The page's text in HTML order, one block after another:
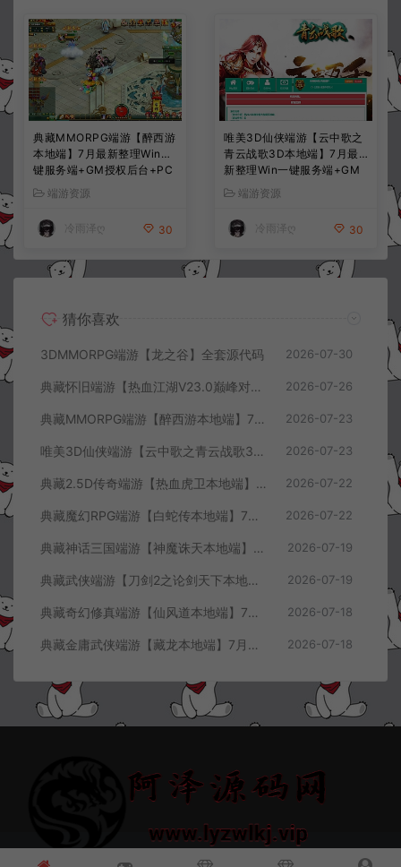
典藏MMORPG端游【醉西游
本地端】7月最新整理Win一
键服务端+GM授权后台+PC
客户端+详细搭建教程
端游资源
冷雨泽ღ 30
唯美3D仙侠端游【云中歌之
青云战歌3D本地端】7月最
新整理Win一键服务端+GM
工具+PC客户端+详细搭建教
端游资源
冷雨泽ღ 30
猜你喜欢
3DMMORPG端游【龙之谷】全套源代码 2026-07-30
典藏怀旧端游【热血江湖V23.0巅峰对决】7月最新整理Win一键服务端+GS源码+百宝阁+在线GM工具+PC客户端+详细搭建教程 2026-07-26
典藏MMORPG端游【醉西游本地端】7月最新整理Win一键服务端+GM授权后台+PC客户端+详细搭建教程 2026-07-23
唯美3D仙侠端游【云中歌之青云战歌3D本地端】7月最新整理Win一键服务端+GM工具+PC客户端+详细搭建教程 2026-07-23
典藏2.5D传奇端游【热血虎卫本地端】7月最新整理Win一键服务端+充值教程+PC客户端+详细搭建教程 2026-07-22
典藏魔幻RPG端游【白蛇传本地端】7月最新整理Win一键服务端+GM工具+PC客户端+详细搭建教程 2026-07-22
典藏神话三国端游【神魔诛天本地端】7月最新整理Win一键服务端+充值教程+PC客户端+详细搭建教程 2026-07-19
典藏武侠端游【刀剑2之论剑天下本地端】7月最新整理Win一键服务端+GM工具+PC客户端+详细搭建教程 2026-07-19
典藏奇幻修真端游【仙风道本地端】7月最新整理Win一键服务端+GM工具+PC客户端+详细搭建教程 2026-07-18
典藏金庸武侠端游【藏龙本地端】7月最新整理Win一键服务端+GM工具+PC客户端+详细搭建教程 2026-07-18
© 2021~2026 阿泽源码网 www.lyzwlkj.vip 冷雨泽 豫